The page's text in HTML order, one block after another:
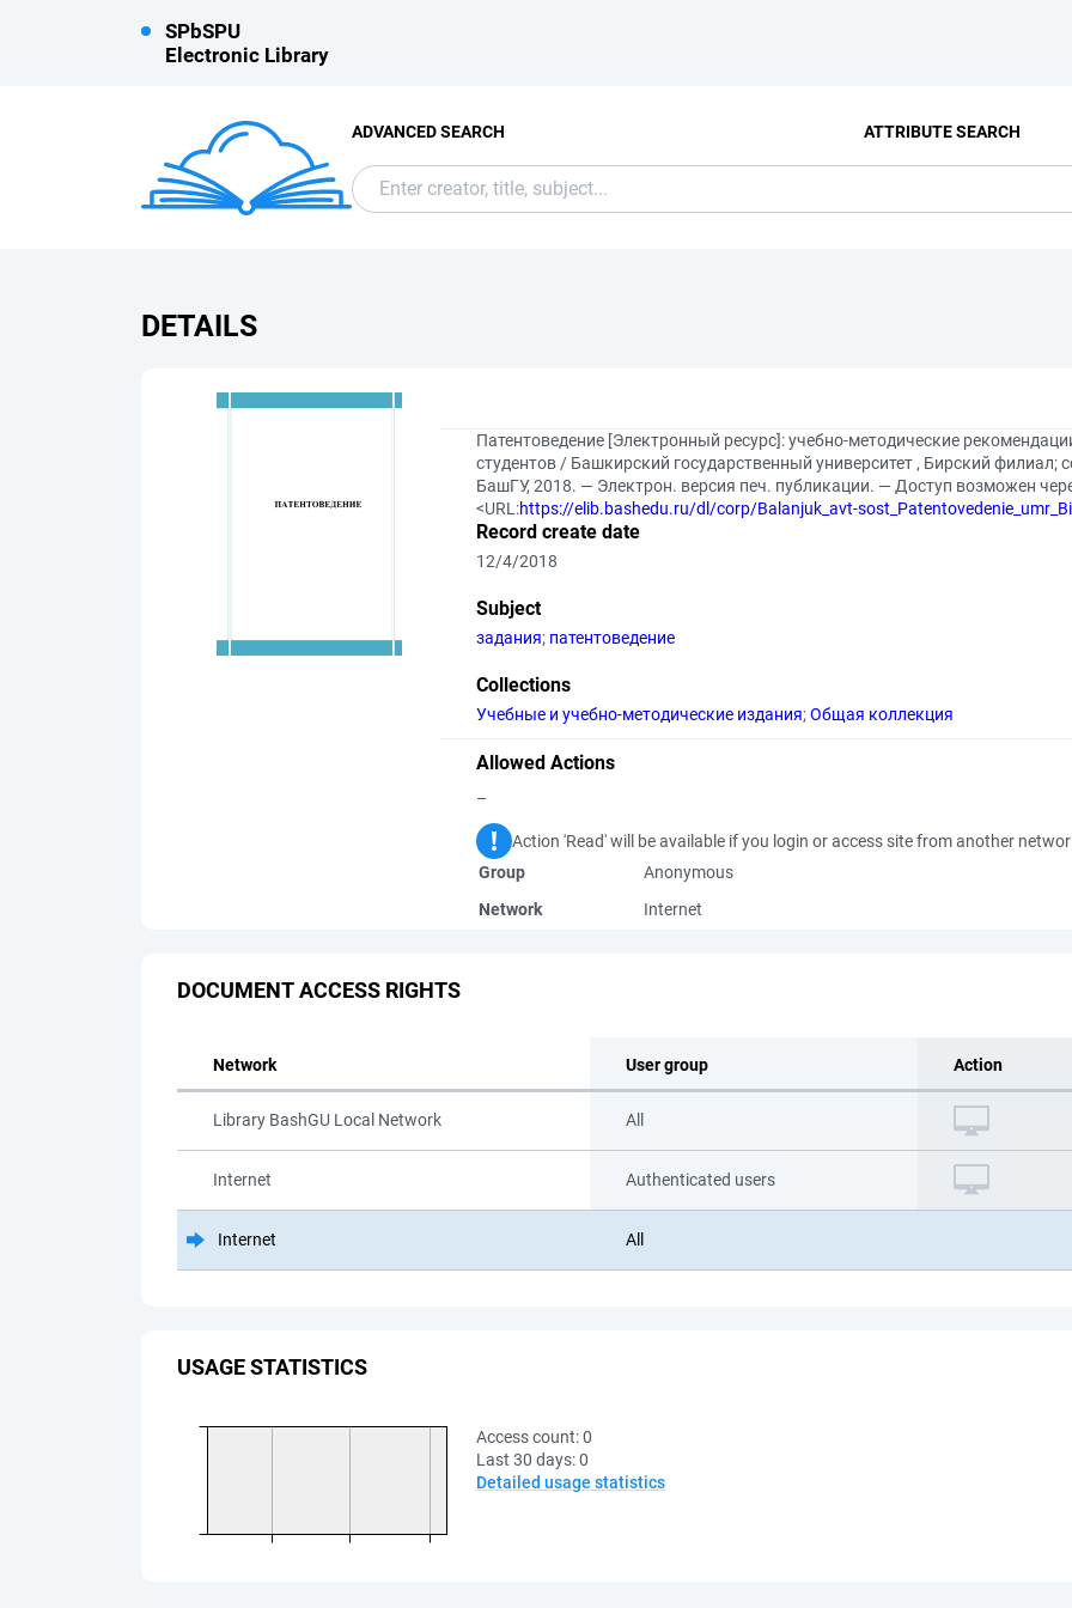
SPbSPU
Electronic Library
ADVANCED SEARCH ATTRIBUTE SEARCH
DETAILS
Патентоведение [Электронный ресурс]: учебно-методические
студентов / Башкирский государственный университет , Бирский
БашГУ, 2018. — Электрон. версия печ. публикации. — Доступ возможен
<URL:https://elib.bashedu.ru/dl/corp/Balanjuk_avt-
Record create date
12/4/2018
Subject
задания; патентоведение
Collections
Учебные и учебно-методические издания;Общая коллекция
Allowed Actions
–
Action 'Read' will be available if you login or access site from another
Group
Anonymous
Network
Internet
DOCUMENT ACCESS RIGHTS
Network User group Action
Library BashGU Local Network All
Internet Authenticated users
Internet All
USAGE STATISTICS
Access count:0
Last 30 days:0
Detailed usage statistics